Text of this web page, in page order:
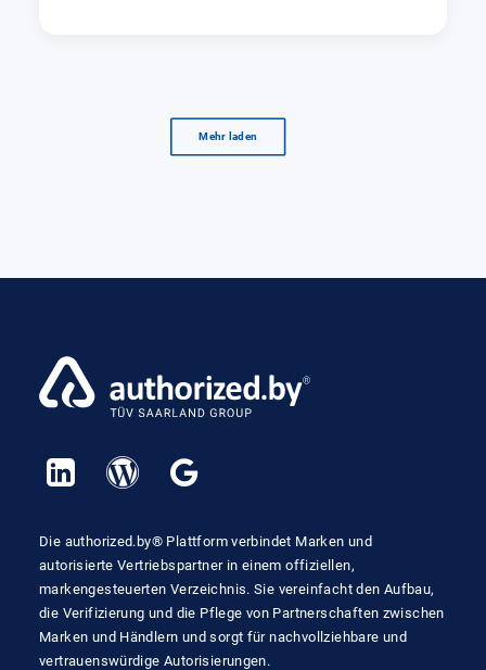
Mehr laden
Die authorized.by® Plattform verbindet Marken und
autorisierte Vertriebspartner in einem offiziellen,
markengesteuerten Verzeichnis. Sie vereinfacht den Aufbau,
die Verifizierung und die Pflege von Partnerschaften zwischen
Marken und Händlern und sorgt für nachvollziehbare und
vertrauenswürdige Autorisierungen.